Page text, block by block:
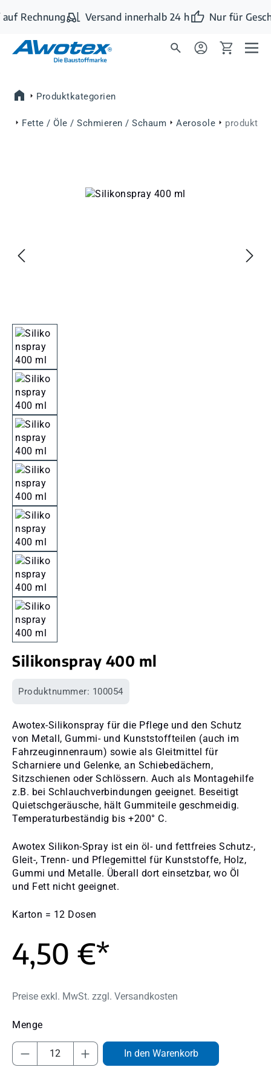
Zum Hauptinhalt springen
Rechnung Versand innerhalb 24 h Nur für
Produktkategorien
Fette / Öle / Schmieren / Schaum Aerosole produkt
Bildergalerie überspringen
Silikonspray 400 ml
Produktnummer: 100054
Awotex-Silikonspray für die Pflege und den Schutz
von Metall, Gummi- und Kunststoffteilen (auch im
Fahrzeuginnenraum) sowie als Gleitmittel für
Scharniere und Gelenke, an Schiebedächern,
Sitzschienen oder Schlössern. Auch als Montagehilfe
z.B. bei Schlauchverbindungen geeignet. Beseitigt
Quietschgeräusche, hält Gummiteile geschmeidig.
Temperaturbeständig bis +200° C.
Awotex Silikon-Spray ist ein öl- und fettfreies Schutz-,
Gleit-, Trenn- und Pflegemittel für Kunststoffe, Holz,
Gummi und Metalle. Überall dort einsetzbar, wo Öl
und Fett nicht geeignet.
Karton = 12 Dosen
4,50 €*
Preise exkl. MwSt. zzgl. Versandkosten
Produkt Anzahl: Gib den gewünschten
In den Warenkorb